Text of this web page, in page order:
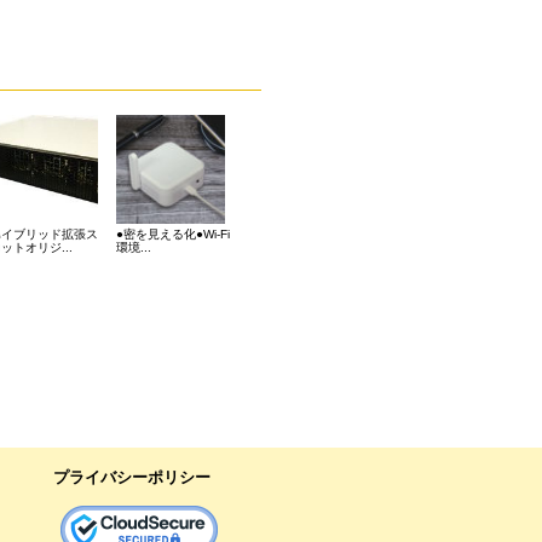
ブリッド拡張ス
トオリジ...
●密を見える化●Wi-Fi
環境...
プライバシーポリシー